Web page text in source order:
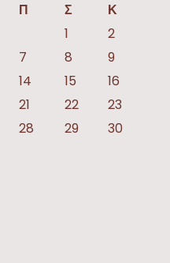
Π Σ
Κ
1
2
7 8
9
14 15
16
21 22
23
28 29
30